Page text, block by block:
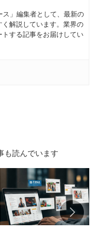
ス」編集者として、最新の
く解説しています。業界の
する記事をお届けしてい
も読んでいます